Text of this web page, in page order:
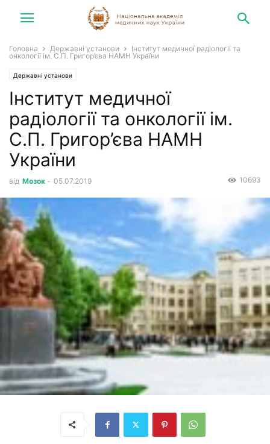
Головна Державні установи
Інститут медичної радіології та
онкології ім. С.П. Григор’єва НАМН України
Державні установи
Інститут медичної
радіології та онкології ім.
С.П. Григор’єва НАМН
України
від Мозок - 05.07.2019 10693